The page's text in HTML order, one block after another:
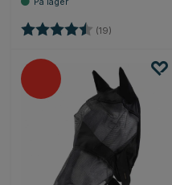
Karakter: (19)